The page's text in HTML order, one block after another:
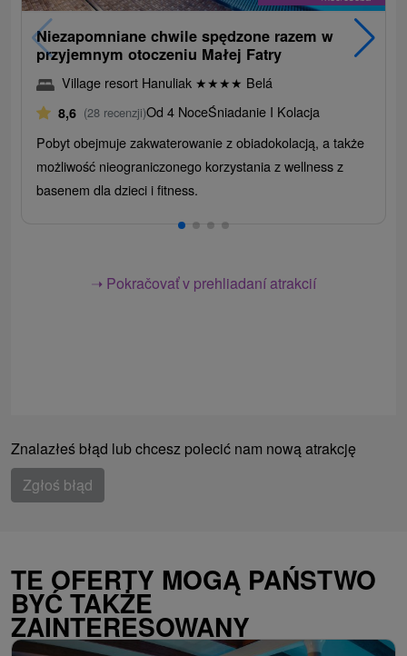
Niezapomniane chwile spędzone razem w
przyjemnym otoczeniu Małej Fatry
Village resort Hanuliak ★★★★ Belá
8,6 (28 recenzji)Od 4 NoceŚniadanie I Kolacja
Pobyt obejmuje zakwaterowanie z obiadokolacją, a także
możliwość nieograniczonego korzystania z wellness z
basenem dla dzieci i fitness.
➝ Pokračovať v prehliadaní atrakcií
Znalazłeś błąd lub chcesz polecić nam nową atrakcję
Zgłoś błąd
TE OFERTY MOGĄ PAŃSTWO
BYĆ TAKŻE
ZAINTERESOWANY